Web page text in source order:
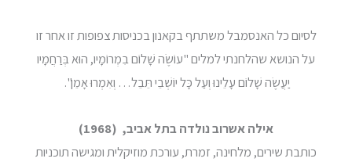
לסיום כל האנסמבל משתתף בקאנון בכניסות צפופות זו אחר זו
על הנושא שהלחנתי למלים "עוֹשֶׂה שָׁלוֹם בִמְרוֹמָיו, הוּא בְּרַחֲמָיו
יַעֲשֶׂה שָׁלוֹם עָלֵינוּ וְעַל כָּל יוֹשְׁבֵי תֵּבֵל… וְאִמְרוּ אָמֵן".
אילה אשרוב נולדה בתל אביב, (1968)
כותבת שירים, מלחינה, זמרת, עורכת מוזיקלית ומגישה תוכניות